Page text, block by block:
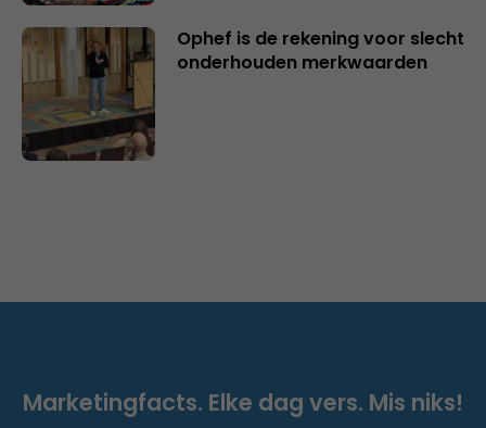
Ophef is de rekening voor slecht
onderhouden merkwaarden
Marketingfacts. Elke dag vers. Mis niks!